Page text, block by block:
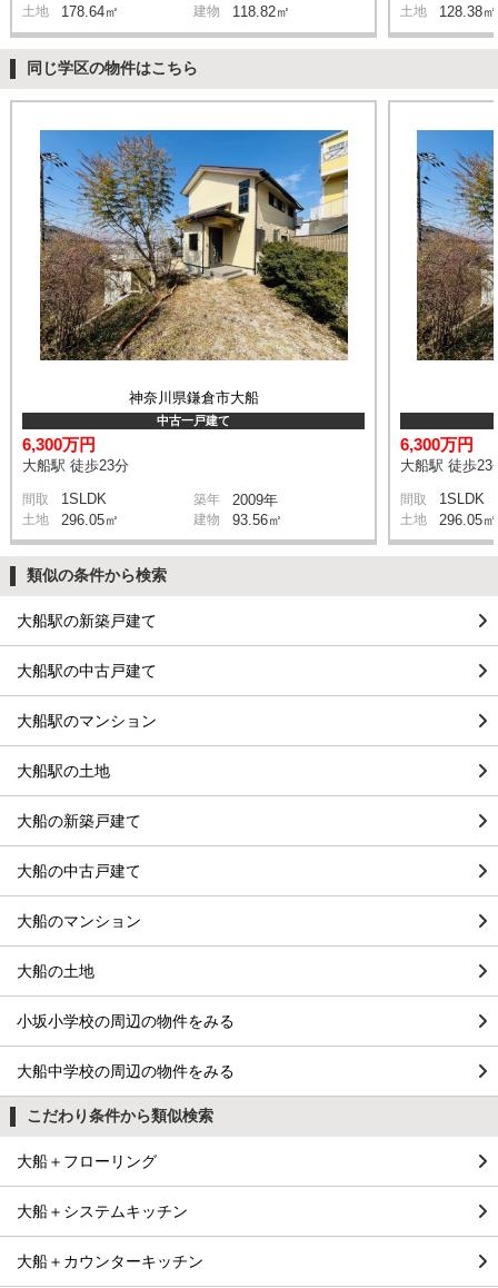
土地 178.64㎡ 建物 118.82㎡ 土地 128.38㎡
同じ学区の物件はこちら
神奈川県鎌倉市大船
中古一戸建て
6,300万円
大船駅 徒歩23分
間取 1SLDK 築年 2009年
土地 296.05㎡ 建物 93.56㎡
6,300万円
大船駅 徒歩23
間取 1SLDK
土地 296.05㎡
類似の条件から検索
大船駅の新築戸建て
大船駅の中古戸建て
大船駅のマンション
大船駅の土地
大船の新築戸建て
大船の中古戸建て
大船のマンション
大船の土地
小坂小学校の周辺の物件をみる
大船中学校の周辺の物件をみる
こだわり条件から類似検索
大船＋フローリング
大船＋システムキッチン
大船＋カウンターキッチン